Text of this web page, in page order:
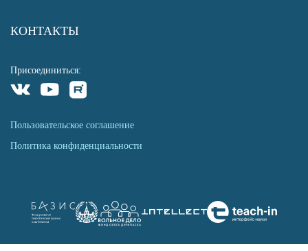
КОНТАКТЫ
Присоединиться:
Пользовательское соглашение
Политика конфиденциальности